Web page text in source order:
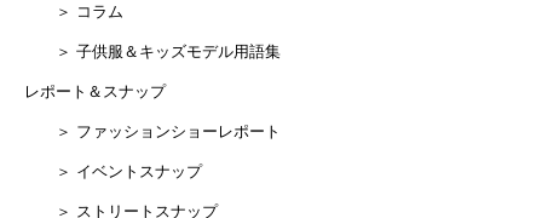
＞ コラム
＞ 子供服＆キッズモデル用語集
レポート＆スナップ
＞ ファッションショーレポート
＞ イベントスナップ
＞ ストリートスナップ